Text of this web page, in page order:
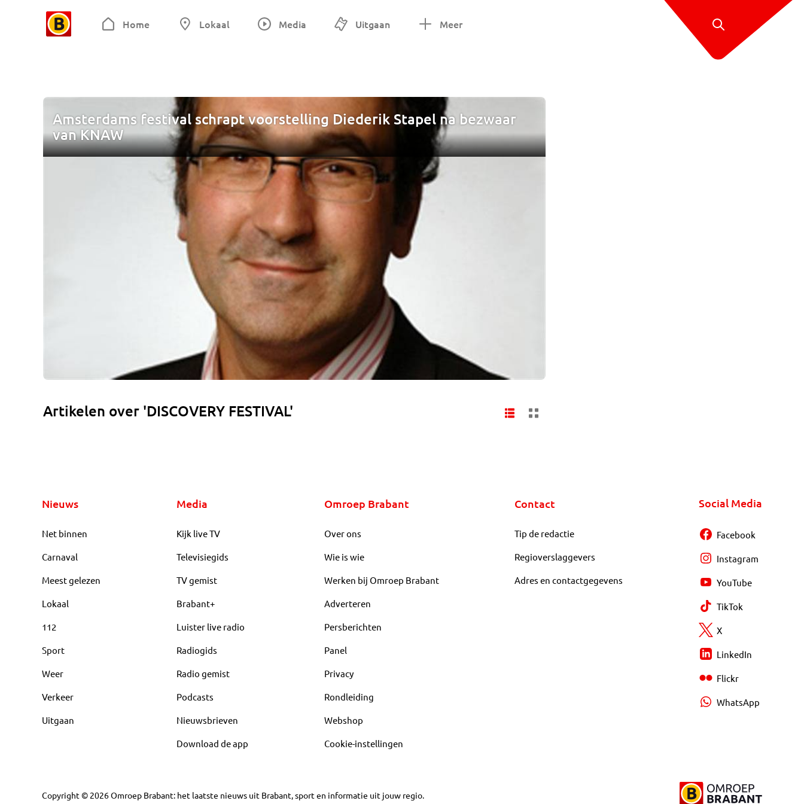
Home Lokaal Media Uitgaan Meer
Amsterdams festival schrapt voorstelling Diederik Stapel na bezwaar
van KNAW
Artikelen over 'DISCOVERY FESTIVAL'
Nieuws
Net binnen
Carnaval
Meest gelezen
Lokaal
112
Sport
Weer
Verkeer
Uitgaan
Media
Kijk live TV
Televisiegids
TV gemist
Brabant+
Luister live radio
Radiogids
Radio gemist
Podcasts
Nieuwsbrieven
Download de app
Omroep Brabant
Over ons
Wie is wie
Werken bij Omroep Brabant
Adverteren
Persberichten
Panel
Privacy
Rondleiding
Webshop
Cookie-instellingen
Contact
Tip de redactie
Regioverslaggevers
Adres en contactgegevens
Social Media
Facebook
Instagram
YouTube
TikTok
X
LinkedIn
Flickr
WhatsApp
Copyright © 2026Omroep Brabant: het laatste nieuws uit Brabant, sport en informatie uit jouw regio.